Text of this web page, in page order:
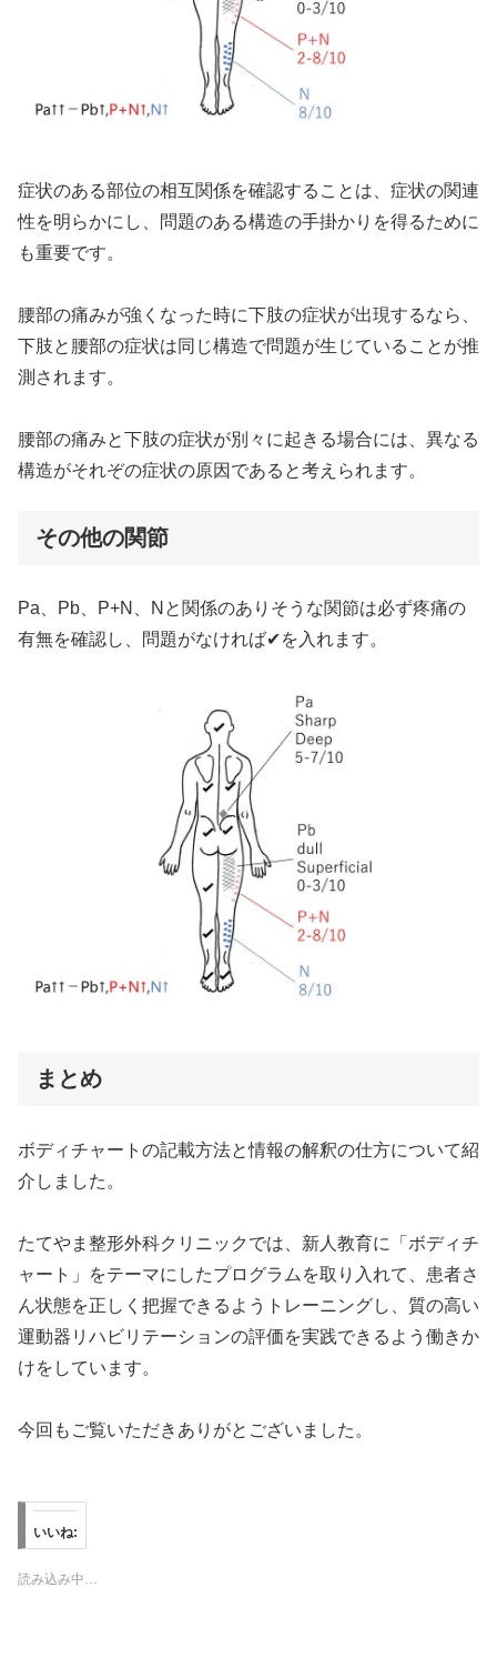
症状のある部位の相互関係を確認することは、症状の関連
性を明らかにし、問題のある構造の手掛かりを得るために
も重要です。
腰部の痛みが強くなった時に下肢の症状が出現するなら、
下肢と腰部の症状は同じ構造で問題が生じていることが推
測されます。
腰部の痛みと下肢の症状が別々に起きる場合には、異なる
構造がそれぞの症状の原因であると考えられます。
その他の関節
Pa、Pb、P+N、Nと関係のありそうな関節は必ず疼痛の
有無を確認し、問題がなければ✔を入れます。
まとめ
ボディチャートの記載方法と情報の解釈の仕方について紹
介しました。
たてやま整形外科クリニックでは、新人教育に「ボディチ
ャート」をテーマにしたプログラムを取り入れて、患者さ
ん状態を正しく把握できるようトレーニングし、質の高い
運動器リハビリテーションの評価を実践できるよう働きか
けをしています。
今回もご覧いただきありがとございました。
いいね:
読み込み中…